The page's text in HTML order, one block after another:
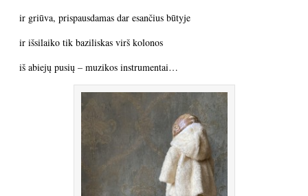
ir griūva, prispausdamas dar esančius būtyje
ir išsilaiko tik baziliskas virš kolonos
iš abiejų pusių – muzikos instrumentai…